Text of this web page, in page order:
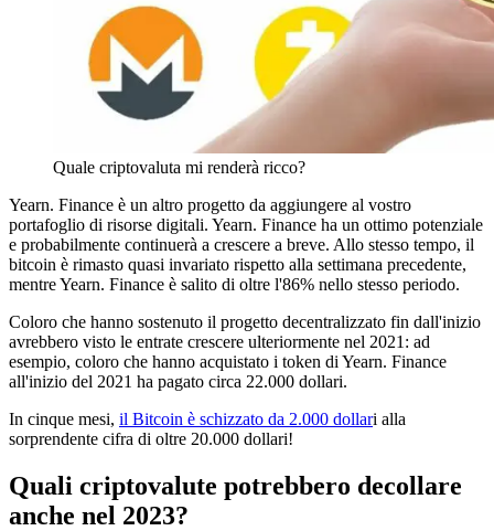
Quale criptovaluta mi renderà ricco?
Yearn. Finance è un altro progetto da aggiungere al vostro
portafoglio di risorse digitali. Yearn. Finance ha un ottimo potenziale
e probabilmente continuerà a crescere a breve. Allo stesso tempo, il
bitcoin è rimasto quasi invariato rispetto alla settimana precedente,
mentre Yearn. Finance è salito di oltre l'86% nello stesso periodo.
Coloro che hanno sostenuto il progetto decentralizzato fin dall'inizio
avrebbero visto le entrate crescere ulteriormente nel 2021: ad
esempio, coloro che hanno acquistato i token di Yearn. Finance
all'inizio del 2021 ha pagato circa 22.000 dollari.
In cinque mesi, il Bitcoin è schizzato da 2.000 dollari alla
sorprendente cifra di oltre 20.000 dollari!
Quali criptovalute potrebbero decollare
anche nel 2023?